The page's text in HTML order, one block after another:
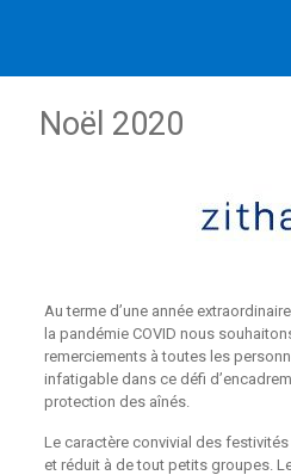
Noël 2020
Au terme d’une année
la pandémie COVID nous
remerciements à toutes les
infatigable dans ce défi
protection des aînés.
Le caractère convivial des
et réduit à de tout petits groupes.